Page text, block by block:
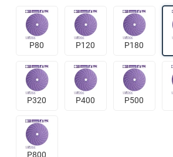
P80 P120 P180
P320 P400 P500
P800